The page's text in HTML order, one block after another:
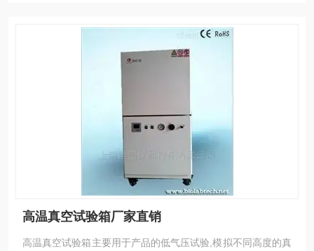
高温真空试验箱厂家直销
高温真空试验箱主要用于产品的低气压试验,模拟不同高度的真